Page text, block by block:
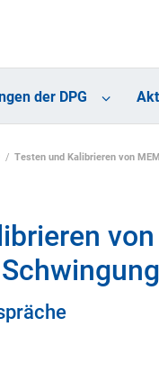
der DPG
Testen und Kalibrieren von